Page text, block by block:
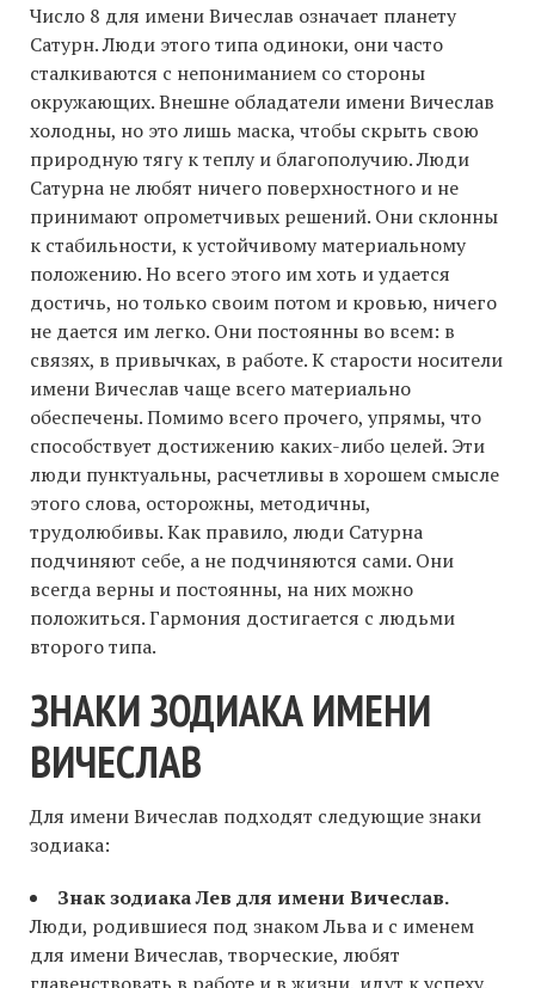
Число 8 для имени Вичеслав означает планету
Сатурн. Люди этого типа одиноки, они часто
сталкиваются с непониманием со стороны
окружающих. Внешне обладатели имени Вичеслав
холодны, но это лишь маска, чтобы скрыть свою
природную тягу к теплу и благополучию. Люди
Сатурна не любят ничего поверхностного и не
принимают опрометчивых решений. Они склонны
к стабильности, к устойчивому материальному
положению. Но всего этого им хоть и удается
достичь, но только своим потом и кровью, ничего
не дается им легко. Они постоянны во всем: в
связях, в привычках, в работе. К старости носители
имени Вичеслав чаще всего материально
обеспечены. Помимо всего прочего, упрямы, что
способствует достижению каких-либо целей. Эти
люди пунктуальны, расчетливы в хорошем смысле
этого слова, осторожны, методичны,
трудолюбивы. Как правило, люди Сатурна
подчиняют себе, а не подчиняются сами. Они
всегда верны и постоянны, на них можно
положиться. Гармония достигается с людьми
второго типа.
ЗНАКИ ЗОДИАКА ИМЕНИ
ВИЧЕСЛАВ
Для имени Вичеслав подходят следующие знаки
зодиака:
Знак зодиака Лев для имени Вичеслав.
Люди, родившиеся под знаком Льва и с именем
для имени Вичеслав, творческие, любят